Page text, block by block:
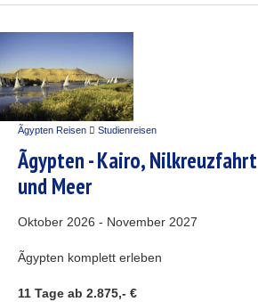
Ãgypten Reisen Studienreisen
Ãgypten - Kairo, Nilkreuzfahrt
und Meer
Oktober 2026 - November 2027
Ãgypten komplett erleben
11 Tage ab 2.875,- €